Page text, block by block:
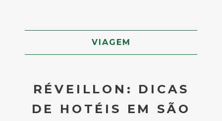
VIAGEM
RÉVEILLON: DICAS
DE HOTÉIS EM SÃO